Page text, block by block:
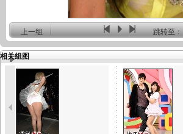
上一组 跳转至：
相关组图